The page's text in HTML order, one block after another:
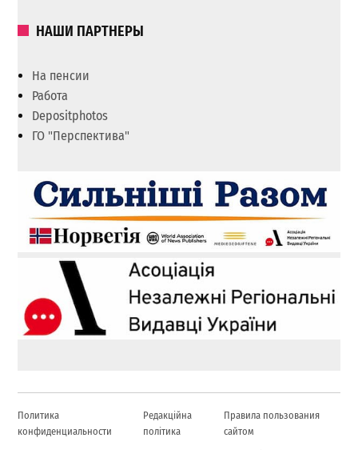
НАШИ ПАРТНЕРЫ
На пенсии
Работа
Depositphotos
ГО "Перспектива"
Политика
конфиденциальности
Редакційна
політика
Правила пользования
сайтом